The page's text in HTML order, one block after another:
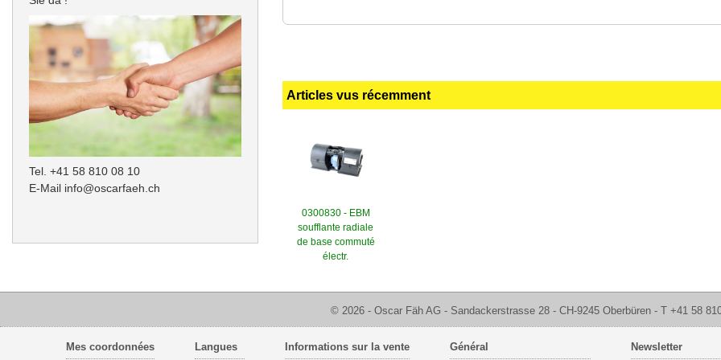
Tel. +41 58 810 08 10
E-Mail info@oscarfaeh.ch
Articles vus récemment
0300830 - EBM
soufflante radiale
de base commuté
électr.
© 2026 - Oscar Fäh AG - Sandackerstrasse 28 - CH-9245 Oberbüren - T +41 58
Mes coordonnées Langues Informations sur la vente Général Newsletter